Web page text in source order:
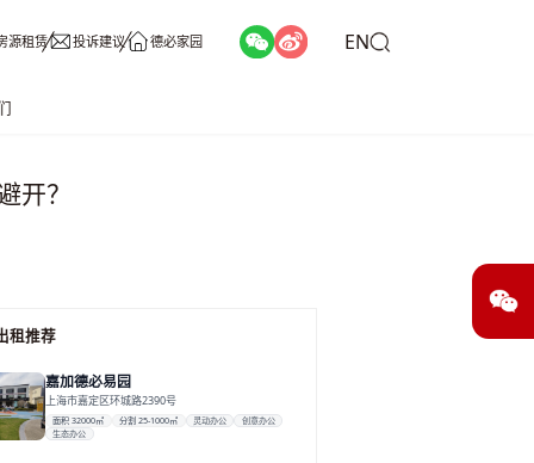
源租赁 投诉建议 德必家园 EN
开？
租推荐
嘉加德必易园
上海市嘉定区环城路2390号
面积 32000㎡ 分割 25-1000㎡ 灵动办公
创意办公
生态办公